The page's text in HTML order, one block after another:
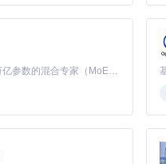
Kimi K3 是Kimi能力最强的模型：这是一个拥有 2.8 万亿参数的混合专家（MoE）模型，具备原生视觉理解能力，并支持 100 万 token 的上下文窗口。